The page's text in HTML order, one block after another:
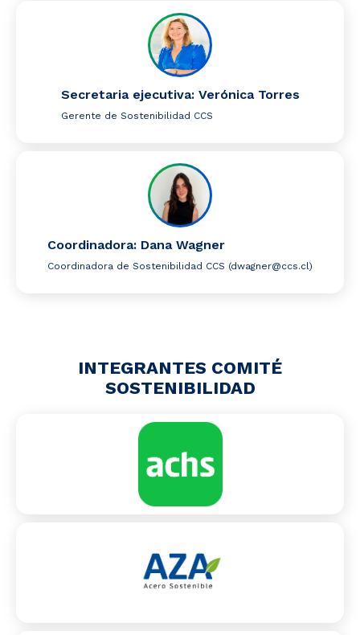
Secretaria ejecutiva: Verónica Torres
Gerente de Sostenibilidad CCS
Coordinadora: Dana Wagner
Coordinadora de Sostenibilidad CCS (dwagner@ccs.cl)
INTEGRANTES COMITÉ
SOSTENIBILIDAD